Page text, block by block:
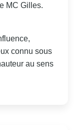
MC Gilles.
connu sous
au sens